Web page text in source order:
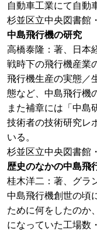
自動車工業にて自動
杉並区立中央図書館
中島飛行機の研究
高橋泰隆：著、日本
戦時下の飛行機産業
飛行機生産の実態／
態など、中島飛行機
また補章には「中島
技術者の技術研究レ
いる。
杉並区立中央図書館
歴史のなかの中島飛
桂木洋二：著、グラ
中島飛行機創世の頃
ために何をしたのか
になっていた工場数